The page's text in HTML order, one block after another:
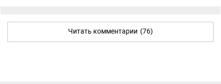
Читать комментарии (76)